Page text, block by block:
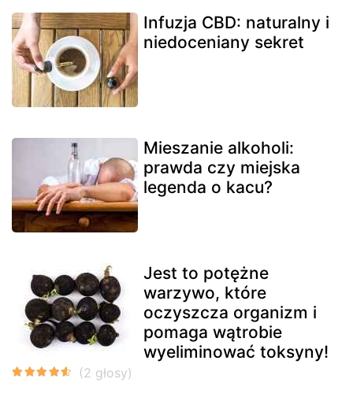
Infuzja CBD: naturalny i
niedoceniany sekret
Mieszanie alkoholi:
prawda czy miejska
legenda o kacu?
Jest to potężne
warzywo, które
oczyszcza organizm i
pomaga wątrobie
wyeliminować toksyny!